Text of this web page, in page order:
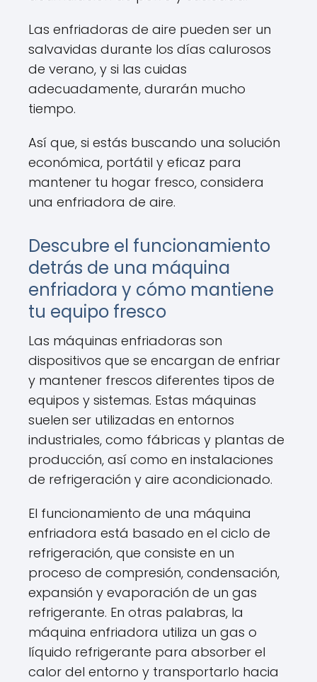
Las enfriadoras de aire pueden ser un
salvavidas durante los días calurosos
de verano, y si las cuidas
adecuadamente, durarán mucho
tiempo.
Así que, si estás buscando una solución
económica, portátil y eficaz para
mantener tu hogar fresco, considera
una enfriadora de aire.
Descubre el funcionamiento
detrás de una máquina
enfriadora y cómo mantiene
tu equipo fresco
Las máquinas enfriadoras son
dispositivos que se encargan de enfriar
y mantener frescos diferentes tipos de
equipos y sistemas. Estas máquinas
suelen ser utilizadas en entornos
industriales, como fábricas y plantas de
producción, así como en instalaciones
de refrigeración y aire acondicionado.
El funcionamiento de una máquina
enfriadora está basado en el ciclo de
refrigeración, que consiste en un
proceso de compresión, condensación,
expansión y evaporación de un gas
refrigerante. En otras palabras, la
máquina enfriadora utiliza un gas o
líquido refrigerante para absorber el
calor del entorno y transportarlo hacia